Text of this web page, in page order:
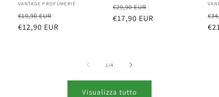
Produttore:
VANTAGE PROFUMERIE
Prezzo
di
€19,90 EUR
scontato
€12,90 EUR
Prezzo
di
€29,90 EUR
scontato
€17,90 EUR
di
1/su
4
Visualizza tutto